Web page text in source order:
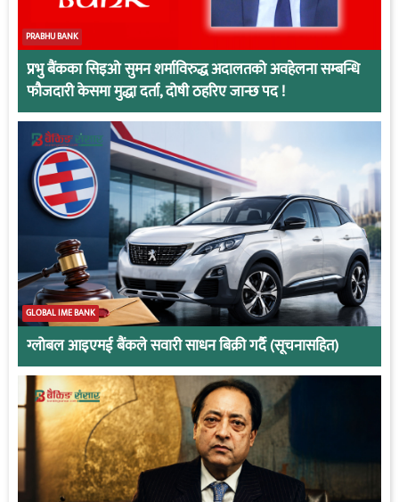
PRABHU BANK
प्रभु बैंकका सिइओ सुमन शर्माविरुद्ध अदालतको अवहेलना सम्बन्धि
फौजदारी केसमा मुद्धा दर्ता, दोषी ठहरिए जान्छ पद !
GLOBAL IME BANK
ग्लोबल आइएमई बैंकले सवारी साधन बिक्री गर्दै (सूचनासहित)